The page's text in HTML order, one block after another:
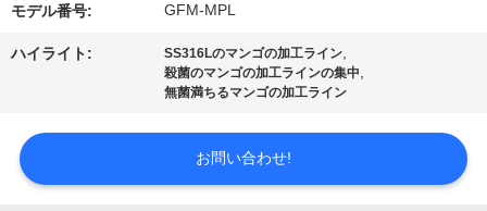
私
達
モデル番号: GFM-MPL
ハイライト: SS316Lのマンゴの加工ライン,
殺菌のマンゴの加工ラインの集中,
無菌満ちるマンゴの加工ライン
お問い合わせ!